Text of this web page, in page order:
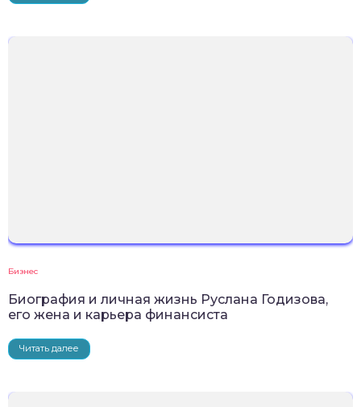
Бизнес
Биография и личная жизнь Руслана Годизова,
его жена и карьера финансиста
Читать далее